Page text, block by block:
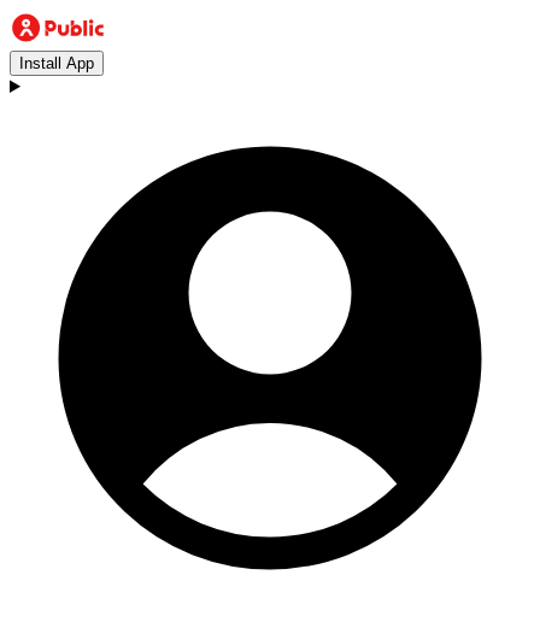
Install App